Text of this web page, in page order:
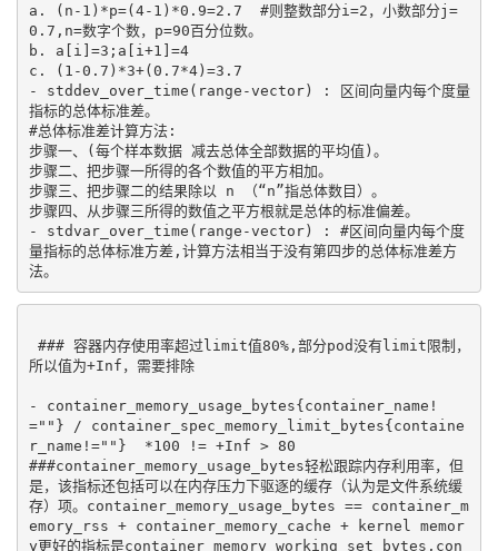
a. (n-1)*p=(4-1)*0.9=2.7  #则整数部分i=2，小数部分j=
0.7,n=数字个数，p=90百分位数。
b. a[i]=3;a[i+1]=4
c. (1-0.7)*3+(0.7*4)=3.7
- stddev_over_time(range-vector) : 区间向量内每个度量
指标的总体标准差。
#总体标准差计算方法:
步骤一、(每个样本数据 减去总体全部数据的平均值)。
步骤二、把步骤一所得的各个数值的平方相加。
步骤三、把步骤二的结果除以 n （“n”指总体数目）。
步骤四、从步骤三所得的数值之平方根就是总体的标准偏差。
- stdvar_over_time(range-vector) : #区间向量内每个度
量指标的总体标准方差,计算方法相当于没有第四步的总体标准差方
法。
所以值为+Inf，需要排除
- container_memory_usage_bytes{container_name!
=""} / container_spec_memory_limit_bytes{containe
r_name!=""}  *100 != +Inf > 80
###container_memory_usage_bytes轻松跟踪内存利用率，但
是，该指标还包括可以在内存压力下驱逐的缓存（认为是文件系统缓
存）项。container_memory_usage_bytes == container_m
emory_rss + container_memory_cache + kernel memor
y更好的指标是container_memory_working_set_bytes,con